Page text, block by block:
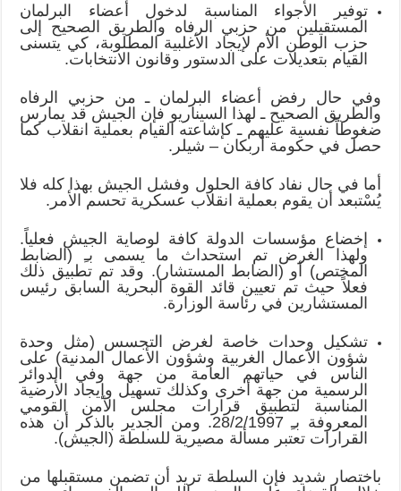
توفير الأجواء المناسبة لدخول أعضاء البرلمان
المستقيلين من حزبي الرفاه والطريق الصحيح إلى
حزب الوطن الأم لإيجاد الأغلبية المطلوبة، كي يتسنى
القيام بتعديلات على الدستور وقانون الانتخابات.
وفي حال رفض أعضاء البرلمان ـ من حزبي الرفاه
والطريق الصحيح ـ لهذا السيناريو فإن الجيش قد يمارس
ضغوطاً نفسية عليهم ـ كإشاعته القيام بعملية انقلاب كما
حصل في حكومة أربكان – شيلر.
أما في حال نفاد كافة الحلول وفشل الجيش بهذا كله فلا
يُسْتبعد أن يقوم بعملية انقلاب عسكرية تحسم الأمر.
إخضاع مؤسسات الدولة كافة لوصاية الجيش فعلياً.
ولهذا الغرض تم استحداث ما يسمى بـِ (الضابط
المختص) أو (الضابط المستشار). وقد تم تطبيق ذلك
فعلاً حيث تم تعيين قائد القوة البحرية السابق رئيس
المستشارين في رئاسة الوزارة.
تشكيل وحدات خاصة لغرض التجسس (مثل وحدة
شؤون الأعمال الغربية وشؤون الأعمال المدنية) على
الناس في حياتهم العامة من جهة وفي الدوائر
الرسمية من جهة أخرى وكذلك تسهيل وإيجاد الأرضية
المناسبة لتطبيق قرارات مجلس الأمن القومي
المعروفة بـِ 28/2/1997. ومن الجدير بالذكر أن هذه
القرارات تعتبر مسألة مصيرية للسلطة (الجيش).
باختصار شديد فإن السلطة تريد أن تضمن مستقبلها من